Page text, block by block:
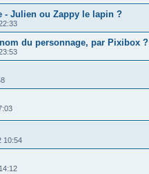
- Julien ou Zappy le lapin ?
du personnage, par Pixibox ?
10:54